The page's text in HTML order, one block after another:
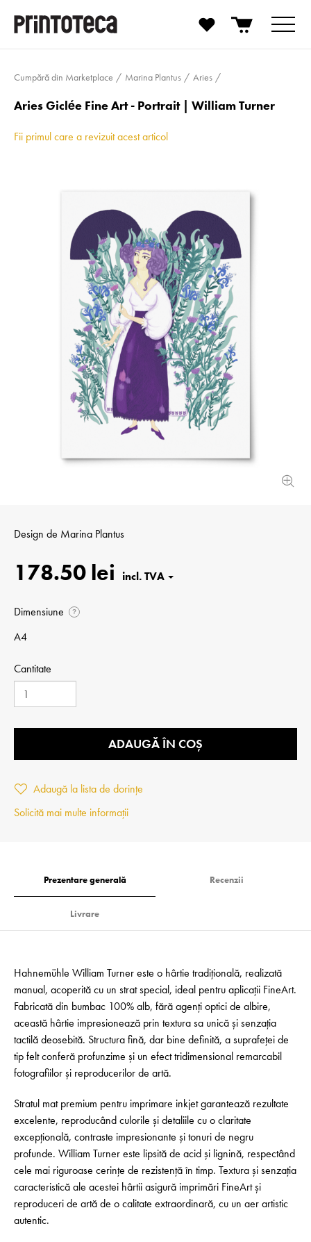
Cumpără din Marketplace Marina Plantus Aries
Aries Giclée Fine Art - Portrait | William Turner
Fii primul care a revizuit acest articol
Design de Marina Plantus
178.50 lei
Dimensiune ?
A4
Cantitate
ADAUGĂ ÎN COȘ
Adaugă la lista de dorințe
Solicită mai multe informații
Prezentare generală Recenzii
Livrare
Hahnemühle William Turner este o hârtie tradițională, realizată
manual, acoperită cu un strat special, ideal pentru aplicații FineArt.
Fabricată din bumbac 100% alb, fără agenți optici de albire,
această hârtie impresionează prin textura sa unică și senzația
tactilă deosebită. Structura fină, dar bine definită, a suprafeței de
tip felt conferă profunzime și un efect tridimensional remarcabil
fotografiilor și reproducerilor de artă.
Stratul mat premium pentru imprimare inkjet garantează rezultate
excelente, reproducând culorile și detaliile cu o claritate
excepțională, contraste impresionante și tonuri de negru
profunde. William Turner este lipsită de acid și lignină, respectând
cele mai riguroase cerințe de rezistență în timp. Textura și senzația
caracteristică ale acestei hârtii asigură imprimări FineArt și
reproduceri de artă de o calitate extraordinară, cu un aer artistic
autentic.